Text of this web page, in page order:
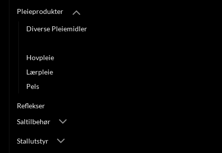
Pleieprodukter
Diverse Pleiemidler
Hovpleie
Lærpleie
Pels
Reflekser
Saltilbehør
Stallutstyr